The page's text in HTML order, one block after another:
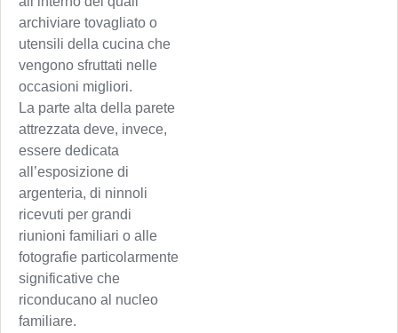
archiviare tovagliato o
utensili della cucina che
vengono sfruttati nelle
occasioni migliori.
La parte alta della parete
attrezzata deve, invece,
essere dedicata
all’esposizione di
argenteria, di ninnoli
ricevuti per grandi
riunioni familiari o alle
fotografie particolarmente
significative che
riconducano al nucleo
familiare.